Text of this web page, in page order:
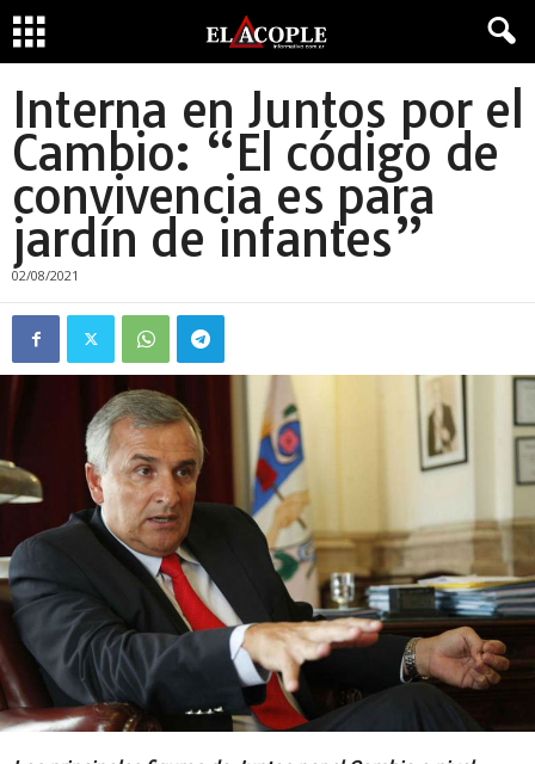
Interna en Juntos por el
Cambio: “El código de
convivencia es para
jardín de infantes”
02/08/2021